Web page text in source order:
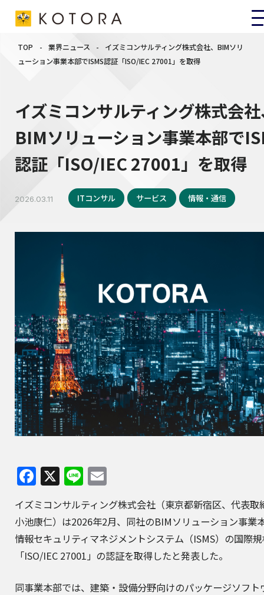
TOP - 業界ニュース -
イズミコンサルティング株式会社、BIMソリ
ューション事業本部でISMS認証「ISO/IEC 27001」を取得
イズミコンサルティング株式会
BIMソリューション事業本部で
認証「ISO/IEC 27001」を取得
2026.03.11 ITコンサル サービス 情報・通信
Facebook
X Line
イズミコンサルティング株式会社 （東京都新宿区、代表取
小池康仁）は2026年2月、同社のBIMソリューション事業
情報セキュリティマネジメントシステム（ISMS）の国際
「ISO/IEC 27001」の認証を取得したと発表した。
同事業本部では、建築・設備分野向けのパッケージソフト